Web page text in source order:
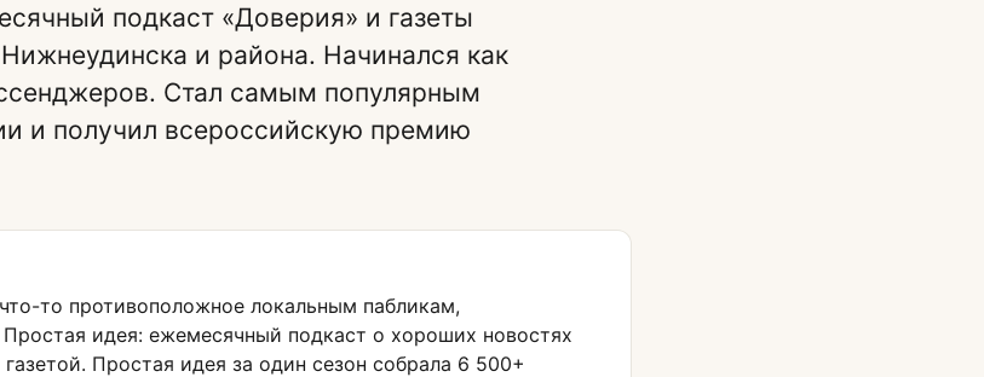
подкаст «Доверия» и газеты
и района. Начинался как
Стал самым популярным
и получил всероссийскую премию
то противоположное локальным пабликам,
идея: ежемесячный подкаст о хороших новостях
Простая идея за один сезон собрала 6 500+